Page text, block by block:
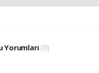
Yorumları (0)